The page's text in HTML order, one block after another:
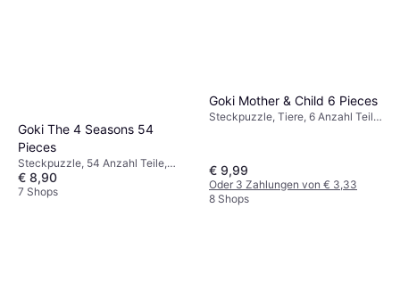
Goki The 4 Seasons 54
Pieces
Steckpuzzle, 54 Anzahl Teile,
20x20cm
€ 8,90
7 Shops
Goki Mother & Child 6 Pieces
Steckpuzzle, Tiere, 6 Anzahl Teile,
€ 9,99
Oder 3 Zahlungen von € 3,33
8 Shops